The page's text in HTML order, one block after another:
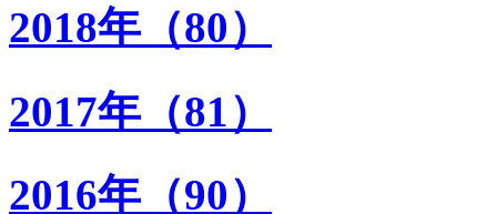
2018年（80）
2017年（81）
2016年（90）